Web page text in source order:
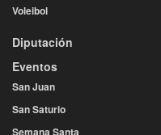
Voleibol
Diputación
Eventos
San Juan
San Saturio
Semana Santa